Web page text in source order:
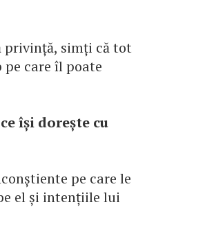
privință, simți că tot
pe care îl poate
își dorește cu
pe care le
el și intențiile lui